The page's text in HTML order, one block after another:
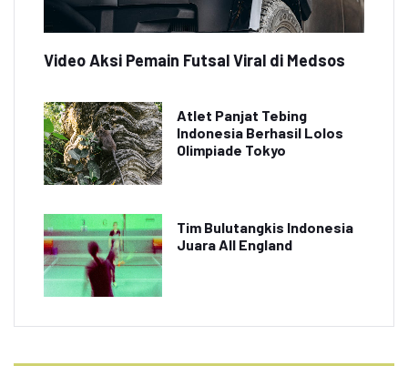
Video Aksi Pemain Futsal Viral di Medsos
Atlet Panjat Tebing
Indonesia Berhasil Lolos
Olimpiade Tokyo
Tim Bulutangkis Indonesia
Juara All England